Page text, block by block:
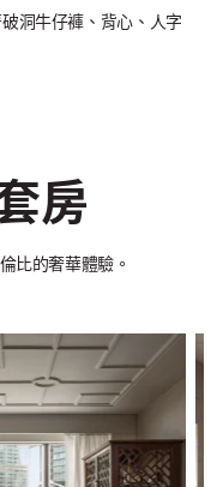
洞牛仔褲、背心、人字
房
比的奢華體驗。